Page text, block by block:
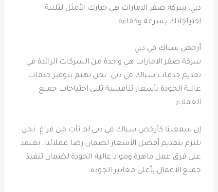
دبي، شركة صقر الامارات هي خيارك الأمثل لتلبية
احتياجاتك بسرعة وكفاءة.
أرخص سباك في دبي
شركة صقر الامارات هي واحدة من الشركات الرائدة في
تقديم خدمات سباك في دبي. نحن نهتم بتوفير خدمات
عالية الجودة بأسعار تنافسية تلبي احتياجات جميع
العملاء.
إن سمعتنا كأرخص سباك في دبي لم تأتِ من فراغ. نحن
نلتزم بتقديم أفضل الأسعار لضمان رضا عملائنا. نعتمد
على فرق عمل ماهرة ومواد عالية الجودة لضمان تنفيذ
جميع الأعمال بأعلى معايير الجودة.